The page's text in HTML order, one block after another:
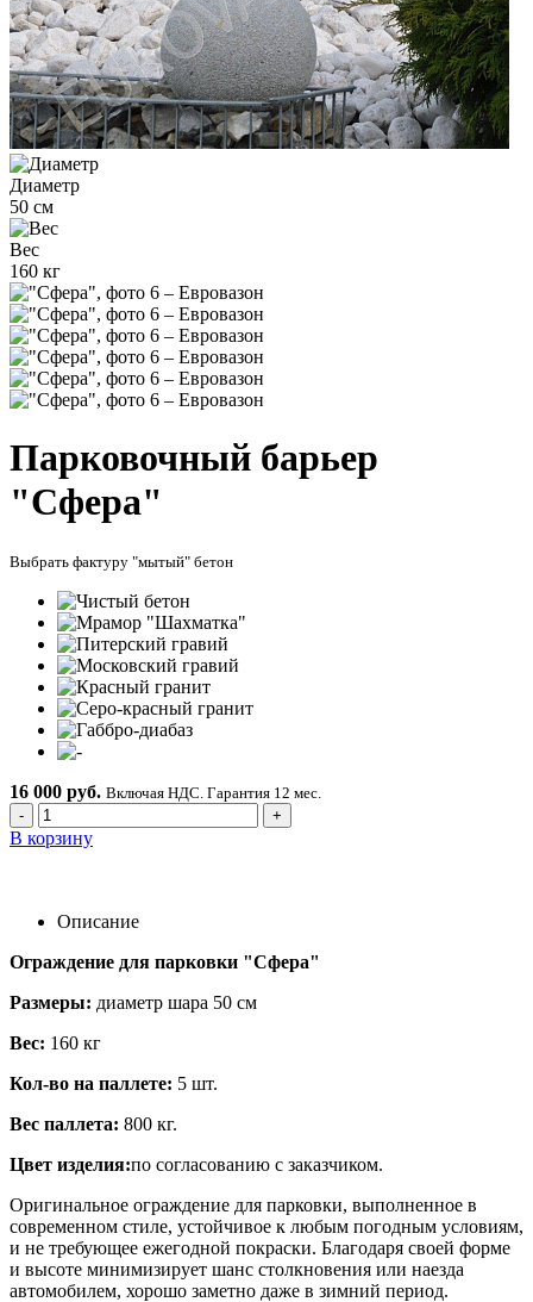
Диаметр
50 см
Вес
160 кг
Парковочный барьер
"Сфера"
Выбрать фактуру "мытый" бетон
16 000 руб. Включая НДС. Гарантия 12 мес.
-
+
В корзину
Описание
Ограждение для парковки "Сфера"
Размеры: диаметр шара 50 см
Вес: 160 кг
Кол-во на паллете: 5 шт.
Вес паллета: 800 кг.
Цвет изделия:по согласованию с заказчиком.
Оригинальное ограждение для парковки, выполненное в
современном стиле, устойчивое к любым погодным условиям,
и не требующее ежегодной покраски. Благодаря своей форме
и высоте минимизирует шанс столкновения или наезда
автомобилем, хорошо заметно даже в зимний период.